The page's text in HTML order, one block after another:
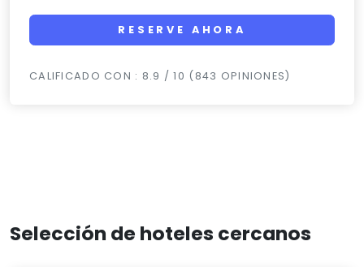
RESERVE AHORA
CALIFICADO CON : 8.9 / 10 (843 OPINIONES)
Selección de hoteles cercanos